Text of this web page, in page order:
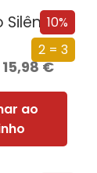
10%
2 = 3
Silêncio
15,98€
ao